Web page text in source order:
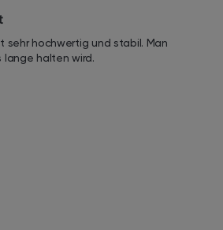
sehr hochwertig und stabil. Man
halten wird.